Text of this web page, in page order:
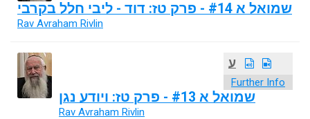
שמואל א #14 - פרק טז: דוד - ליבי חלל בקרבי
Rav Avraham Rivlin
ע
Further Info
שמואל א #13 - פרק טז: ויודע נגן
Rav Avraham Rivlin